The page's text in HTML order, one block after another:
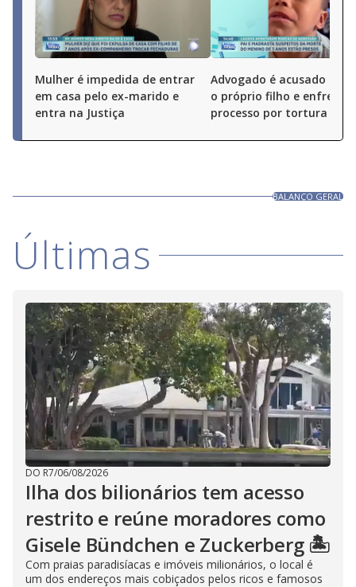
Mulher é impedida de entrar
em casa pelo ex-marido e
entra na Justiça
Advogado é acusado de
o próprio filho e enfrenta
processo por tortura
BALANÇO GERAL
Últimas
DO R7/06/08/2026
Ilha dos bilionários tem acesso
restrito e reúne moradores como
Gisele Bündchen e Zuckerberg 🏝️
Com praias paradisíacas e imóveis milionários, o local é
um dos endereços mais cobiçados pelos ricos e famosos